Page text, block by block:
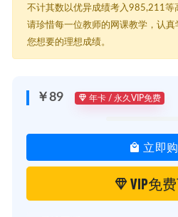
不计其数以优异成绩考入985,211等
请珍惜每一位教师的网课教学，认真
您想要的理想成绩。
￥89 年卡 / 永久VIP免费
立即
VIP免